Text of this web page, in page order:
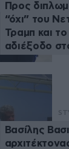
Προς
“όχι” του
Τραμπ και το
αδιέξοδο
Βασίλης